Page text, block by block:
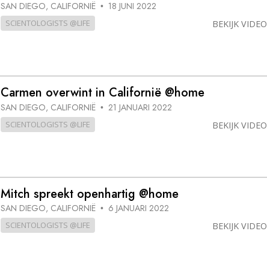
SAN DIEGO, CALIFORNIË • 18 JUNI 2022
SCIENTOLOGISTS @LIFE BEKIJK VIDEO
Carmen overwint in Californië @home
SAN DIEGO, CALIFORNIË • 21 JANUARI 2022
SCIENTOLOGISTS @LIFE BEKIJK VIDEO
Mitch spreekt openhartig @home
SAN DIEGO, CALIFORNIË • 6 JANUARI 2022
SCIENTOLOGISTS @LIFE BEKIJK VIDEO